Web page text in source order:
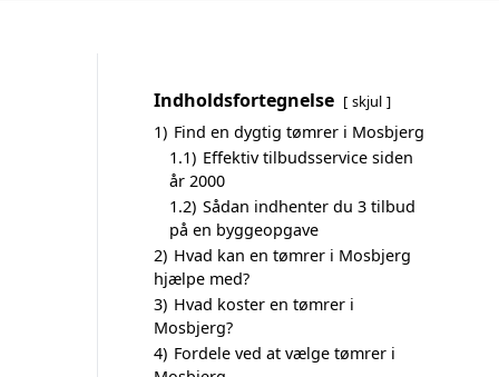
Indholdsfortegnelse skjul
1) Find en dygtig tømrer i Mosbjerg
1.1) Effektiv tilbudsservice siden
år 2000
1.2) Sådan indhenter du 3 tilbud
på en byggeopgave
2) Hvad kan en tømrer i Mosbjerg
hjælpe med?
3) Hvad koster en tømrer i
Mosbjerg?
4) Fordele ved at vælge tømrer i